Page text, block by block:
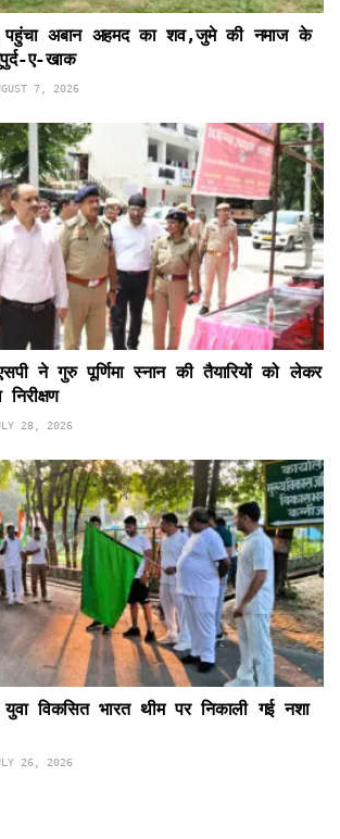
पहुंचा अबान अहमद का शव,जुमे की नमाज के
ए-खाक
7, 2026
ने गुरु पूर्णिमा स्नान की तैयारियों को लेकर
28, 2026
विकसित भारत थीम पर निकाली गई नशा
26, 2026